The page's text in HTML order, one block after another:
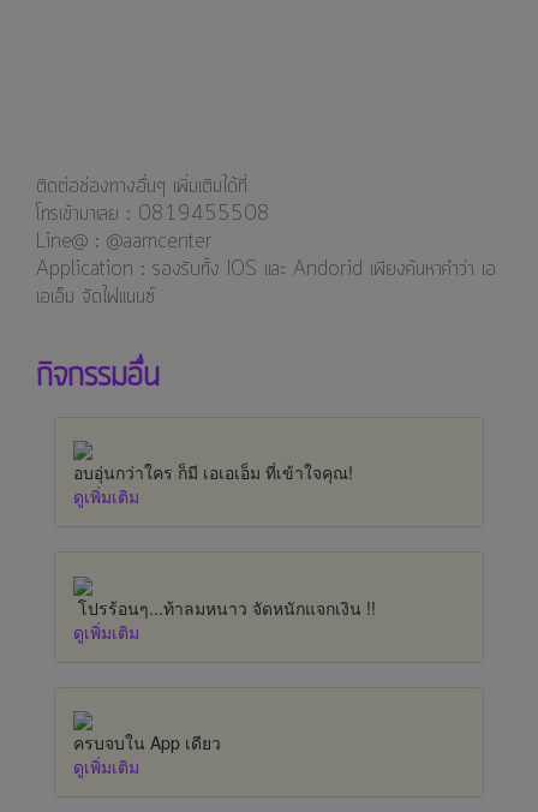
ติดต่อช่องทางอื่นๆ เพิ่มเติมได้ที่
โทรเข้ามาเลย : 0819455508
Line@ : @aamcenter
⁣⁣⁣Application : รองรับทั้ง IOS และ Andorid เพียงค้นหาคำว่า เอ
เอเอ็ม จัดไฟแนนซ์
กิจกรรมอื่น
อบอุ่นกว่าใคร ก็มี เอเอเอ็ม ที่เข้าใจคุณ!
ดูเพิ่มเติม
โปรร้อนๆ...ท้าลมหนาว จัดหนักแจกเงิน !!
ดูเพิ่มเติม
ครบจบใน App เดียว
ดูเพิ่มเติม